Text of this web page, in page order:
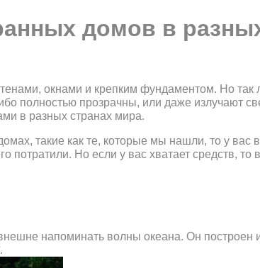
домов в
окнами и крепким фундаментом. Но
полностью прозрачны, или даже излучают
в разных странах мира.
такие как те, которые мы нашли, то у вас
Но если у вас хватает средств,
напоминать волны океана. Он построен